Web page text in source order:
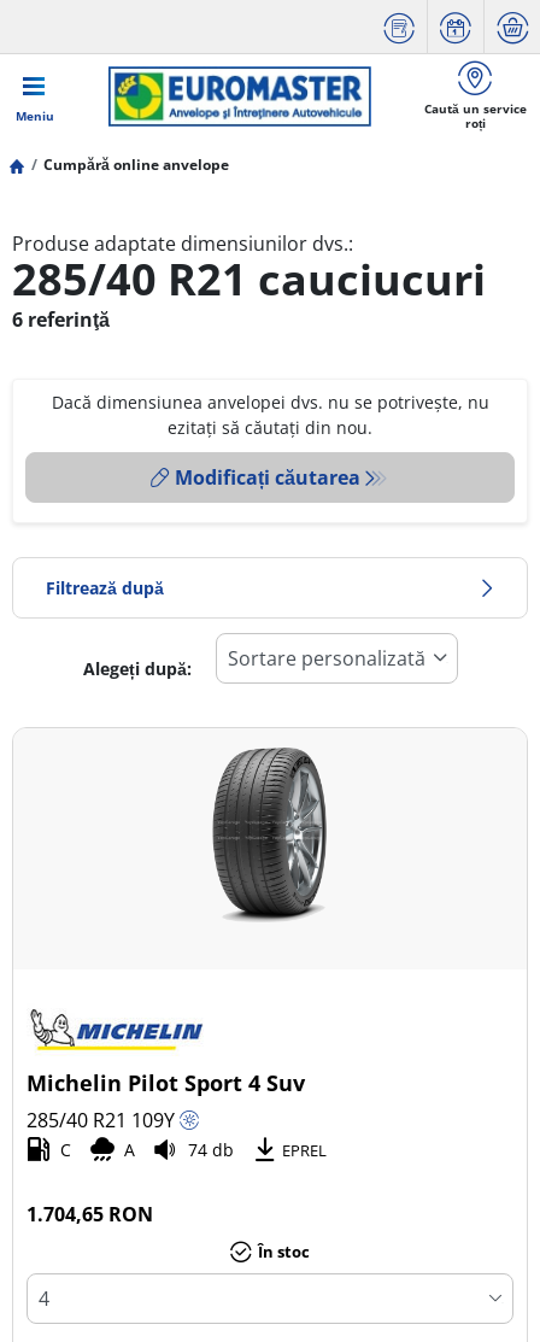
Meniu
Caută un service
roți
Cumpără online anvelope
Produse adaptate dimensiunilor dvs.:
285/40 R21 cauciucuri
6 referinţă
Dacă dimensiunea anvelopei dvs. nu se potrivește, nu
ezitați să căutați din nou.
Modificați căutarea
Filtrează după
Toate tipurile (6)
Tip autovehicul
Toate tipurile (6)
Autoturism (2)
SUV (4)
Camionetă (0)
Rulotă autopropulsată (0)
Alegeți după:
Michelin Pilot Sport 4 Suv
285/40 R21 109Y
C A 74 db EPREL
1.704,65 RON
În stoc